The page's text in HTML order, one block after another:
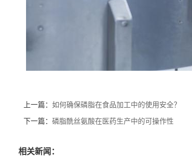
上一篇： 如何确保磷脂在食品加工中的使用安全？
下一篇： 磷脂酰丝氨酸在医药生产中的可操作性
相关新闻：